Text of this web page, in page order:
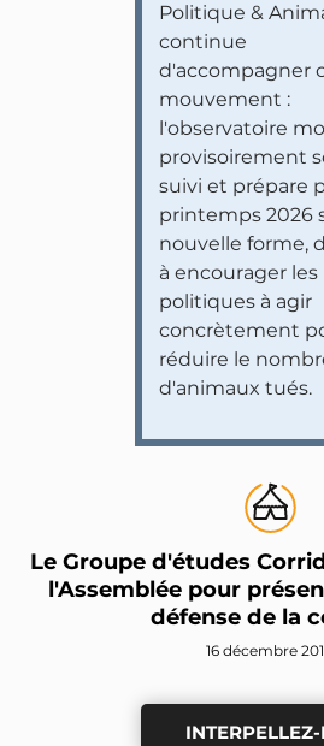
Politique &
continue
d'accompagner
mouvement :
l'observatoire
provisoirement
suivi et prépare
printemps 2026
nouvelle forme,
à encourager les
politiques à agir
concrètement
réduire le
d'animaux tués.
Le Groupe d'études
l'Assemblée pour
défense de la
16 décembre
INTERPELLEZ-